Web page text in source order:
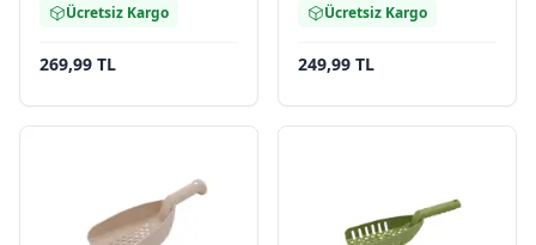
Ücretsiz Kargo
269,99 TL
Ücretsiz Kargo
249,99 TL